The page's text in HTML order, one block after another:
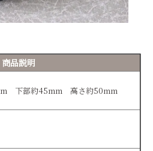
商品説明
下部約45mm 高さ約50mm